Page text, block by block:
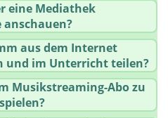
eine Mediathek
anschauen?
aus dem Internet
und im Unterricht teilen?
Musikstreaming-Abo zu